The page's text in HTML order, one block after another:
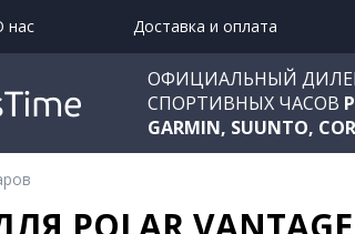
нас Доставка и оплата
ОФИЦИАЛЬНЫЙ
СПОРТИВНЫХ ЧАСОВ
GARMIN, SUUNTO,